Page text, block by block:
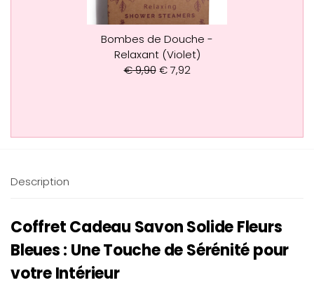
Bombes de Douche -
Relaxant (Violet)
€9,90 €7,92
Description
Coffret Cadeau Savon Solide Fleurs
Bleues : Une Touche de Sérénité pour
votre Intérieur